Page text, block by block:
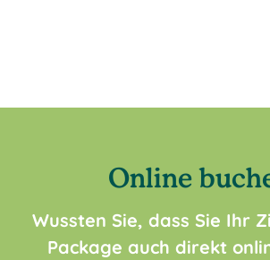
Online
Wussten Sie, dass Sie Ihr
Package auch direkt